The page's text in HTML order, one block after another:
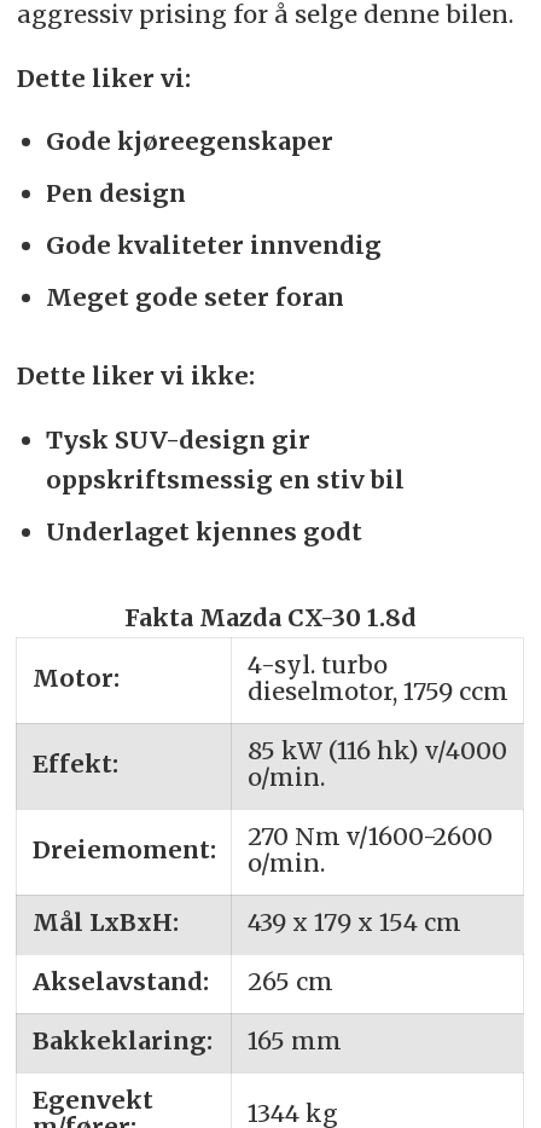
aggressiv prising for å selge denne bilen.
Dette liker vi:
Gode kjøreegenskaper
Pen design
Gode kvaliteter innvendig
Meget gode seter foran
Dette liker vi ikke:
Tysk SUV-design gir
oppskriftsmessig en stiv bil
Underlaget kjennes godt
Fakta Mazda CX-30 1.8d
Motor:
4-syl. turbo
dieselmotor, 1759 ccm
Effekt:
85 kW (116 hk) v/4000
o/min.
Dreiemoment:
270 Nm v/1600-2600
o/min.
Mål LxBxH:
439 x 179 x 154 cm
Akselavstand:
265 cm
Bakkeklaring:
165 mm
Egenvekt
1344 kg